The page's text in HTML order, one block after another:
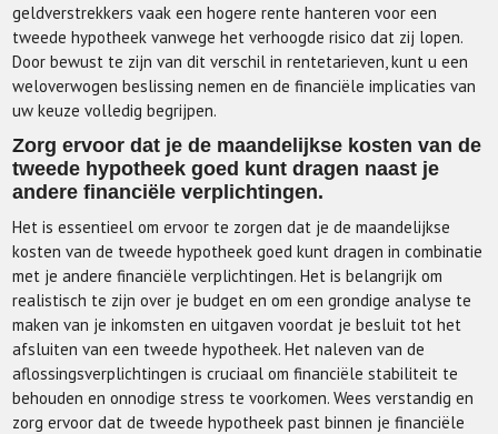
geldverstrekkers vaak een hogere rente hanteren voor een
tweede hypotheek vanwege het verhoogde risico dat zij lopen.
Door bewust te zijn van dit verschil in rentetarieven, kunt u een
weloverwogen beslissing nemen en de financiële implicaties van
uw keuze volledig begrijpen.
Zorg ervoor dat je de maandelijkse kosten van de
tweede hypotheek goed kunt dragen naast je
andere financiële verplichtingen.
Het is essentieel om ervoor te zorgen dat je de maandelijkse
kosten van de tweede hypotheek goed kunt dragen in combinatie
met je andere financiële verplichtingen. Het is belangrijk om
realistisch te zijn over je budget en om een grondige analyse te
maken van je inkomsten en uitgaven voordat je besluit tot het
afsluiten van een tweede hypotheek. Het naleven van de
aflossingsverplichtingen is cruciaal om financiële stabiliteit te
behouden en onnodige stress te voorkomen. Wees verstandig en
zorg ervoor dat de tweede hypotheek past binnen je financiële